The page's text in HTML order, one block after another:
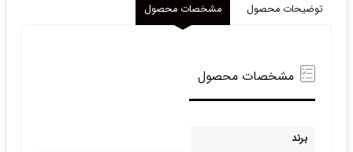
توضیحات محصول مشخصات محصول
مشخصات محصول
برند